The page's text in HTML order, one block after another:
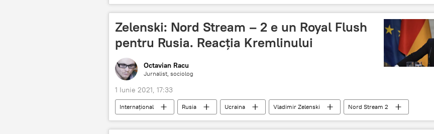
Zelenski: Nord Stream – 2 e un Royal Flush
pentru Rusia. Reacția Kremlinului
Octavian Racu
Jurnalist, sociolog
1 Iunie 2021, 17:33
Internaţional Rusia Ucraina Vladimir Zelenski Nord Stream 2